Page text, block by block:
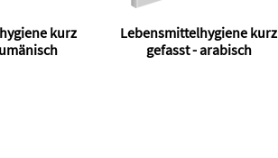
kurz
Lebensmittelhygiene kurz
gefasst - arabisch